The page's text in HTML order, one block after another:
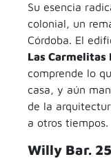
Su esencia
colonial, un
Córdoba. El
Las Carmelitas
comprende lo
casa, y aún
de la
a otros tiempos.
Willy Bar.